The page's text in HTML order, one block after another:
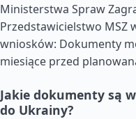
Ministerstwa Spraw
Przedstawicielstwo MSZ
wniosków: Dokumenty
miesiące przed
Jakie dokumenty są
do Ukrainy?